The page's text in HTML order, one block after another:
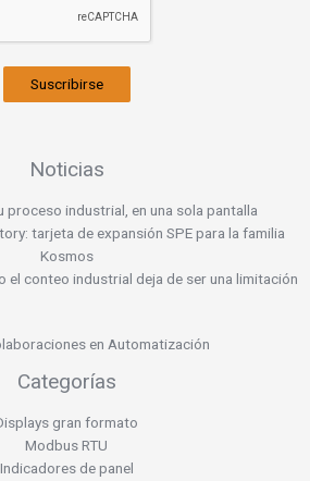
Suscribirse
Noticias
industrial, en una sola pantalla
tarjeta de expansión SPE para la familia
Kosmos
el conteo industrial deja de ser una limitación
en Automatización
Categorías
gran formato
Modbus RTU
Indicadores de panel